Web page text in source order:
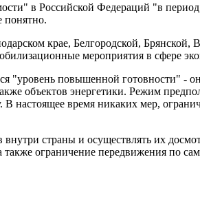
в Российской Федераций "в
понятно.
крае, Белгородской, Брянской,
мероприятия в сфере
"уровень повышенной готовности" -
объектов энергетики. Режим
В настоящее время никаких мер,
страны и осуществлять их
ограничение передвижения по